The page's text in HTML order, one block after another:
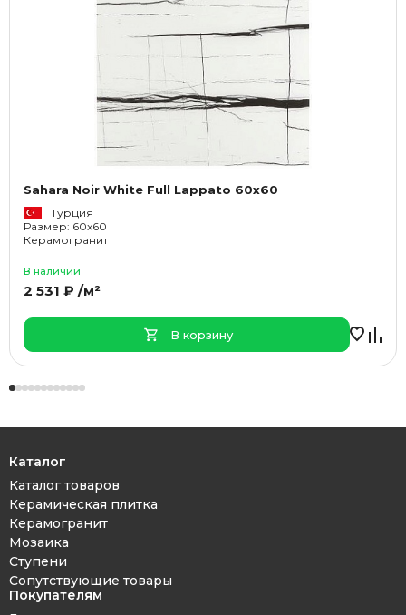
Sahara Noir White Full Lappato 60x60
Турция
Размер: 60x60
Керамогранит
В наличии
2 531 ₽ /м²
В корзину
Каталог
Каталог товаров
Керамическая плитка
Керамогранит
Мозаика
Ступени
Сопутствующие товары
Покупателям